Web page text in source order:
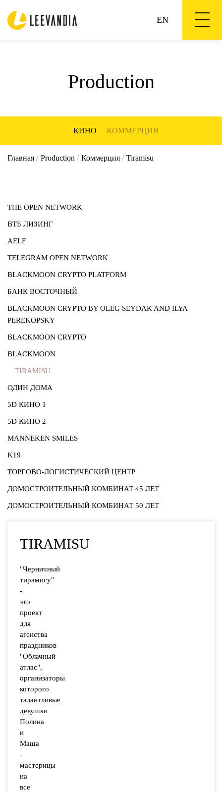
EN
Production
КИНО КОММЕРЦИЯ
Главная / Production / Коммерция / Tiramisu
THE OPEN NETWORK
ВТБ ЛИЗИНГ
AELF
TELEGRAM OPEN NETWORK
BLACKMOON CRYPTO PLATFORM
БАНК ВОСТОЧНЫЙ
BLACKMOON CRYPTO BY OLEG SEYDAK AND ILYA
PEREKOPSKY
BLACKMOON CRYPTO
BLACKMOON
TIRAMISU
ОДИН ДОМА
5D КИНО 1
5D КИНО 2
MANNEKEN SMILES
K19
ТОРГОВО-ЛОГИСТИЧЕСКИЙ ЦЕНТР
ДОМОСТРОИТЕЛЬНЫЙ КОМБИНАТ 45 ЛЕТ
ДОМОСТРОИТЕЛЬНЫЙ КОМБИНАТ 50 ЛЕТ
TIRAMISU
"Черничный
тирамису"
-
это
проект
для
агенства
праздников
"Облачный
атлас",
организаторы
которого
талантливые
девушки
Полина
и
Маша
-
мастерицы
на
все